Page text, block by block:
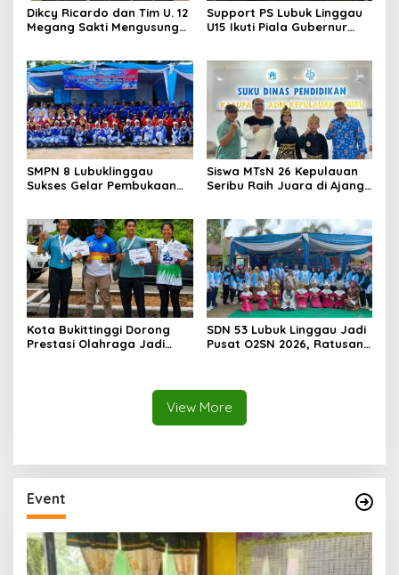
Dikcy Ricardo dan Tim U. 12
Megang Sakti Mengusung
Presiden Zona Sumatera
Selatan
Support PS Lubuk Linggau
U15 Ikuti Piala Gubernur
Juang Generasi Muda
SMPN 8 Lubuklinggau
Sukses Gelar Pembukaan
Siswa MTsN 26 Kepulauan
Seribu Raih Juara di Ajang
Kota Bukittinggi Dorong
Prestasi Olahraga Jadi
SDN 53 Lubuk Linggau Jadi
Pusat O2SN 2026, Ratusan
View More
Event